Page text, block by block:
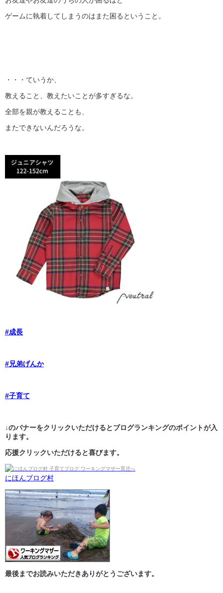
ゲームに執着してしまうのはまた困るということ。
・・・ていうか、
教えること、教えたいことが多すぎるな。
全部を親が教えることも、
またできないんだろうな。
#成長
#兄弟げんか
#子育て
↓のバナーをクリックいただけるとブログランキングのポイントが入
ります。
応援クリックいただけると喜びます。
にほんブログ村
最後までお読みいただきありがとうございます。